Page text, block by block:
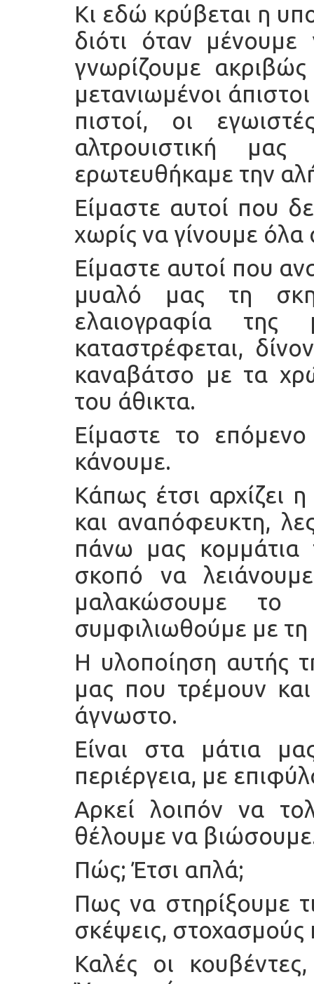
Κι εδώ κρύβεται η
διότι όταν
γνωρίζουμε
μετανιωμένοι
πιστοί, οι
αλτρουιστική
ερωτευθήκαμε την
Είμαστε αυτοί που
χωρίς να γίνουμε
Είμαστε αυτοί που
μυαλό μας τη
ελαιογραφία
καταστρέφεται,
καναβάτσο με τα
του άθικτα.
Είμαστε το
κάνουμε.
Κάπως έτσι αρχίζει
και αναπόφευκτη,
πάνω μας
σκοπό να
μαλακώσουμε το
συμφιλιωθούμε με τη
Η υλοποίηση αυτής
μας που τρέμουν
άγνωστο.
Είναι στα μάτια
περιέργεια, με
Αρκεί λοιπόν να
θέλουμε να
Πώς; Έτσι απλά;
Πως να στηρίξουμε
σκέψεις, στοχασμούς
Καλές οι